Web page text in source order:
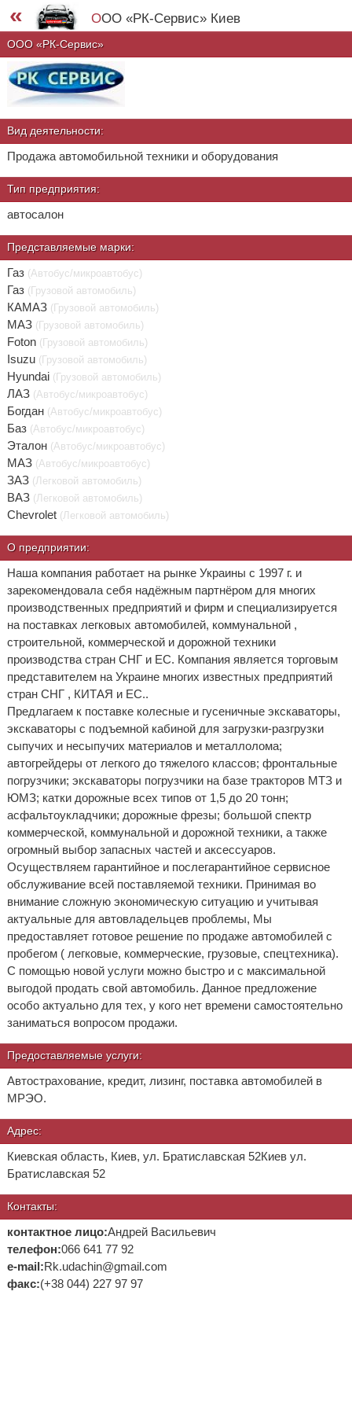
« ООО «РК-Сервис» Киев
ООО «РК-Сервис»
Вид деятельности:
Продажа автомобильной техники и оборудования
Тип предприятия:
автосалон
Представляемые марки:
Газ (Автобус/микроавтобус)
Газ (Грузовой автомобиль)
КАМАЗ (Грузовой автомобиль)
МАЗ (Грузовой автомобиль)
Foton (Грузовой автомобиль)
Isuzu (Грузовой автомобиль)
Hyundai (Грузовой автомобиль)
ЛАЗ (Автобус/микроавтобус)
Богдан (Автобус/микроавтобус)
Баз (Автобус/микроавтобус)
Эталон (Автобус/микроавтобус)
МАЗ (Автобус/микроавтобус)
ЗАЗ (Легковой автомобиль)
ВАЗ (Легковой автомобиль)
Chevrolet (Легковой автомобиль)
О предприятии:
Наша компания работает на рынке Украины с 1997 г. и
зарекомендовала себя надёжным партнёром для многих
производственных предприятий и фирм и специализируется
на поставках легковых автомобилей, коммунальной ,
строительной, коммерческой и дорожной техники
производства стран СНГ и ЕС. Компания является торговым
представителем на Украине многих известных предприятий
стран СНГ , КИТАЯ и ЕС..
Предлагаем к поставке колесные и гусеничные экскаваторы,
экскаваторы с подъемной кабиной для загрузки-разгрузки
сыпучих и несыпучих материалов и металлолома;
автогрейдеры от легкого до тяжелого классов; фронтальные
погрузчики; экскаваторы погрузчики на базе тракторов МТЗ и
ЮМЗ; катки дорожные всех типов от 1,5 до 20 тонн;
асфальтоукладчики; дорожные фрезы; большой спектр
коммерческой, коммунальной и дорожной техники, а также
огромный выбор запасных частей и аксессуаров.
Осуществляем гарантийное и послегарантийное сервисное
обслуживание всей поставляемой техники. Принимая во
внимание сложную экономическую ситуацию и учитывая
актуальные для автовладельцев проблемы, Мы
предоставляет готовое решение по продаже автомобилей с
пробегом ( легковые, коммерческие, грузовые, спецтехника).
С помощью новой услуги можно быстро и с максимальной
выгодой продать свой автомобиль. Данное предложение
особо актуально для тех, у кого нет времени самостоятельно
заниматься вопросом продажи.
Предоставляемые услуги:
Автострахование, кредит, лизинг, поставка автомобилей в
МРЭО.
Адрес:
Киевская область, Киев, ул. Братиславская 52Киев ул.
Братиславская 52
Контакты:
контактное лицо:Андрей Васильевич
телефон:066 641 77 92
е-mail:Rk.udachin@gmail.com
факс:(+38 044) 227 97 97